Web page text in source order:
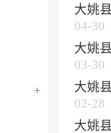
大姚
04-30
大姚
03-30
大姚
02-28
大姚